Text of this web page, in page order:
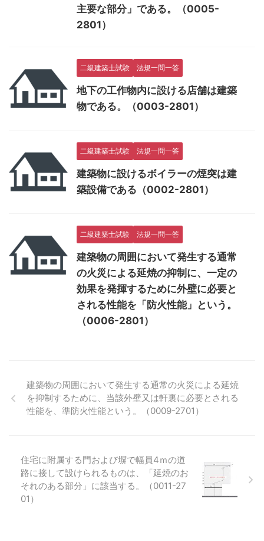
主要な部分」である。（0005-
2801）
二級建築士試験 法規一問一答
地下の工作物内に設ける店舗は建築
物である。（0003-2801）
二級建築士試験 法規一問一答
建築物に設けるボイラーの煙突は建
築設備である（0002-2801）
二級建築士試験 法規一問一答
建築物の周囲において発生する通常
の火災による延焼の抑制に、一定の
効果を発揮するために外壁に必要と
される性能を「防火性能」という。
（0006-2801）
建築物の周囲において発生する通常の火災による延焼
を抑制するために、当該外壁又は軒裏に必要とされる
性能を、準防火性能という。（0009-2701）
住宅に附属する門および塀で幅員4ｍの道
路に接して設けられるものは、「延焼のお
それのある部分」に該当する。（0011-27
01）